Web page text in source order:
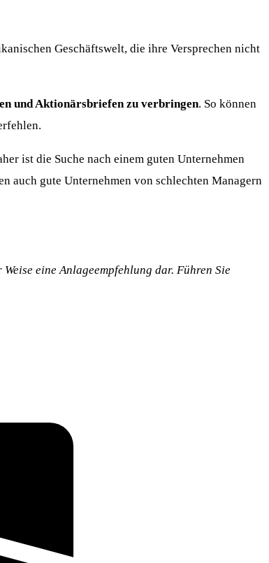
Geschäftswelt, die ihre Versprechen nicht
und Aktionärsbriefen zu verbringen. So können
ist die Suche nach einem guten Unternehmen
auch gute Unternehmen von schlechten Managern
eine Anlageempfehlung dar. Führen Sie